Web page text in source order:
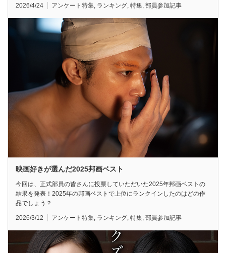
2026/4/24 アンケート特集 ランキング 特集 部員参加記事
映画好きが選んだ2025邦画ベスト
今回は、正式部員の皆さんに投票していただいた2025年邦画ベストの
結果を発表！2025年の邦画ベストで上位にランクインしたのはどの作
品でしょう？
2026/3/12 アンケート特集, ランキング, 特集, 部員参加記事